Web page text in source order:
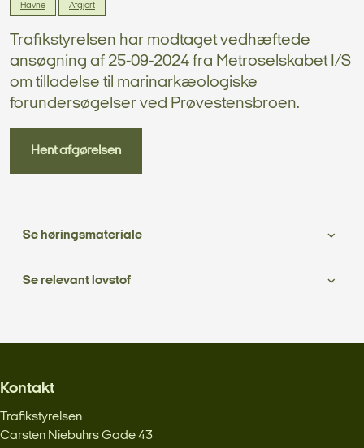
Havne Afgjort
Trafikstyrelsen har modtaget vedhæftede
ansøgning af 25-09-2024 fra Metroselskabet I/S
om tilladelse til marinarkæologiske
forundersøgelser ved Prøvestensbroen.
Hent afgørelsen
Se høringsmateriale
Se relevant lovstof
Kontakt
Trafikstyrelsen
Carsten Niebuhrs Gade 43